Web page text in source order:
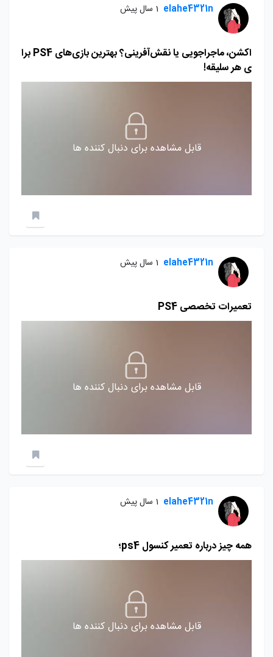
elahe4321n 1 سال پیش
اکشن، ماجراجویی یا نقش‌آفرینی؟ بهترین بازی‌های PS4 برا
ی هر سلیقه!
قابل مشاهده برای دنبال کننده ها
elahe4321n 1 سال پیش
تعمیرات تخصصی PS4
قابل مشاهده برای دنبال کننده ها
elahe4321n 1 سال پیش
همه چیز درباره تعمیر کنسول ps4؛
قابل مشاهده برای دنبال کننده ها